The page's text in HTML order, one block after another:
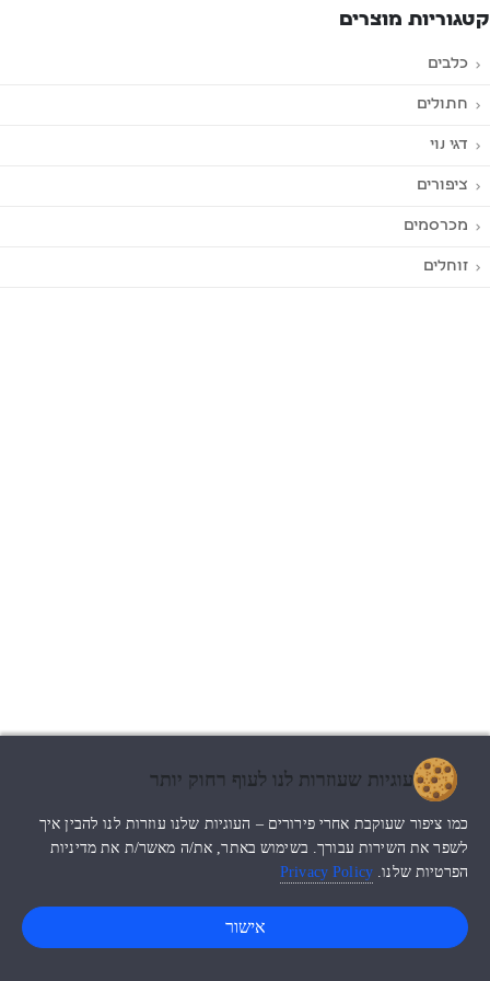
קטגוריות מוצרים
כלבים
חתולים
דגי נוי
ציפורים
מכרסמים
זוחלים
עוגיות שעוזרות לנו לעוף רחוק יותר
כמו ציפור שעוקבת אחרי פירורים – העוגיות שלנו עוזרות לנו להבין איך
לשפר את השירות עבורך. בשימוש באתר, את/ה מאשר/ת את מדיניות
הפרטיות שלנו. Privacy Policy
אישור